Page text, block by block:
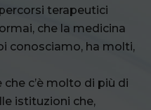
terapeutici
che la medicina
conosciamo, ha molti,
c’è molto di più di
istituzioni che,